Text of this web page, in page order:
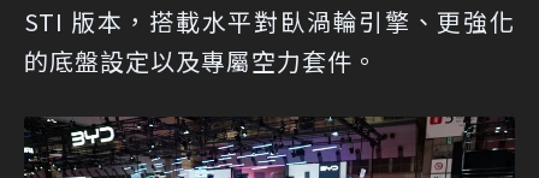
STI 版本，搭載水平對臥渦輪引擎、更強化
的底盤設定以及專屬空力套件。